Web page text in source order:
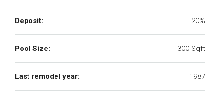
Deposit: 20%
Pool Size: 300 Sqft
Last remodel year: 1987